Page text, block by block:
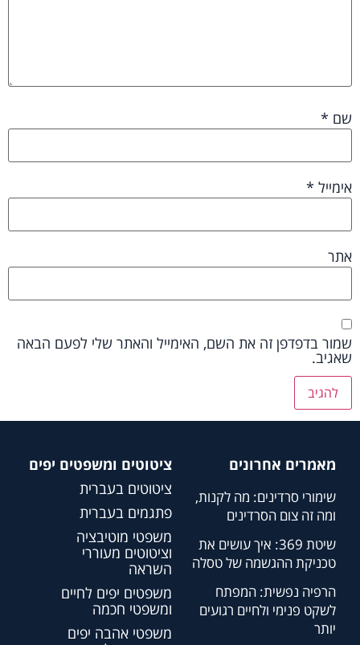
שם *
אימייל *
אתר
שמור בדפדפן זה את השם, האימייל והאתר שלי לפעם הבאה
שאגיב.
מאמרים אחרונים
שימורי סרדינים: מה לקנות,
ומה זה צום הסרדינים
שיטת 369: איך עושים את
טכניקת ההגשמה של טסלה
הרפיה נפשית: המפתח
לשקט פנימי ולחיים רגועים
יותר
ציטוטים ומשפטים יפים
ציטוטים בעברית
פתגמים בעברית
משפטי מוטיבציה
וציטוטים מעוררי
השראה
משפטים יפים לחיים
ומשפטי חכמה
משפטי אהבה יפים